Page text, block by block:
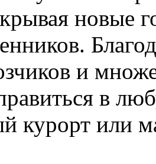
новые
и
в
курорт или